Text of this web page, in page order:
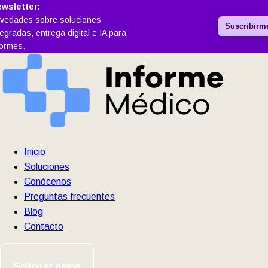
sobre soluciones
entrega digital e IA para
Inicio
Soluciones
Conócenos
Preguntas frecuentes
Blog
Contacto